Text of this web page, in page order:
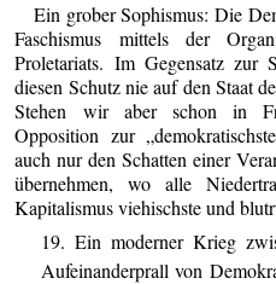
Ein grober Sophismus: Die
Faschismus mittels der
Proletariats. Im Gegensatz zur
diesen Schutz nie auf den Staat
Stehen wir aber schon in
Opposition zur
auch nur den Schatten einer
übernehmen, wo alle
Kapitalismus viehischste und
19. Ein moderner Krieg
Aufeinanderprall von